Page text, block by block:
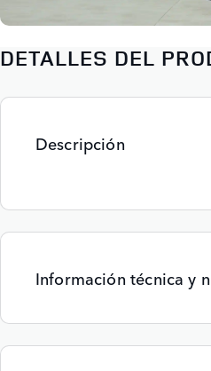
DETALLES DEL
Descripción
Información técnica y